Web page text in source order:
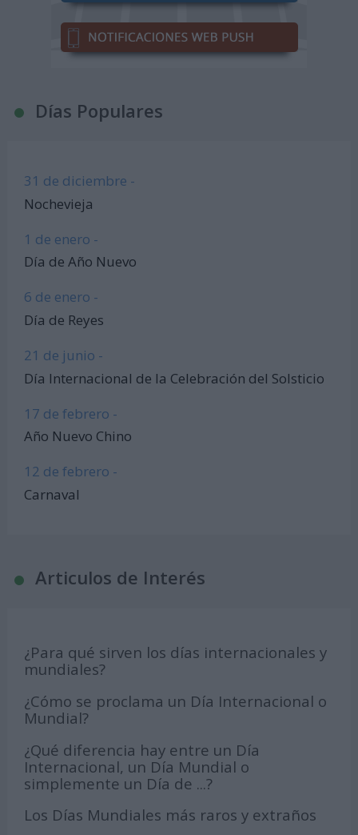
Días Populares
31 de diciembre -
Nochevieja
1 de enero -
Día de Año Nuevo
6 de enero -
Día de Reyes
21 de junio -
Día Internacional de la Celebración del Solsticio
17 de febrero -
Año Nuevo Chino
12 de febrero -
Carnaval
Articulos de Interés
¿Para qué sirven los días internacionales y
mundiales?
¿Cómo se proclama un Día Internacional o
Mundial?
¿Qué diferencia hay entre un Día
Internacional, un Día Mundial o
simplemente un Día de ...?
Los Días Mundiales más raros y extraños